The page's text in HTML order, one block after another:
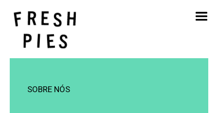
Início
Sobre
Blogue
SOBRE NÓS